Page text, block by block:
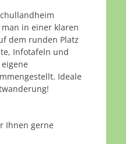
in einer klaren
dem runden Platz
Infotafeln und
Ideale
Ihnen gerne